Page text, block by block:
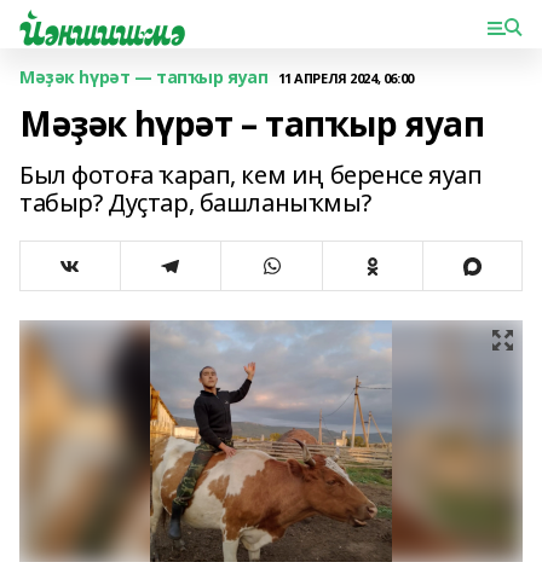
Мәҙәк һүрәт — тапҡыр яуап 11 АПРЕЛЯ 2024, 06:00
Мәҙәк һүрәт – тапҡыр яуап
Был фотоға ҡарап, кем иң беренсе яуап
табыр? Дуҫтар, башланыҡмы?